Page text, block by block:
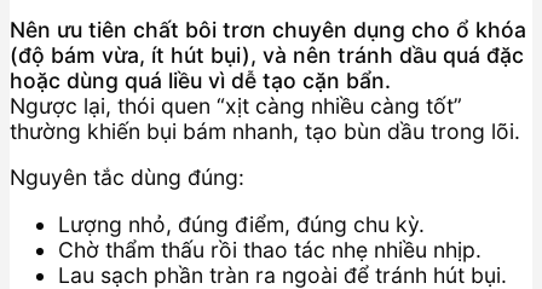
Nên ưu tiên chất bôi trơn chuyên dụng cho ổ khóa
(độ bám vừa, ít hút bụi), và nên tránh dầu quá đặc
hoặc dùng quá liều vì dễ tạo cặn bẩn.
Ngược lại, thói quen “xịt càng nhiều càng tốt”
thường khiến bụi bám nhanh, tạo bùn dầu trong lõi.
Nguyên tắc dùng đúng:
Lượng nhỏ, đúng điểm, đúng chu kỳ.
Chờ thẩm thấu rồi thao tác nhẹ nhiều nhịp.
Lau sạch phần tràn ra ngoài để tránh hút bụi.